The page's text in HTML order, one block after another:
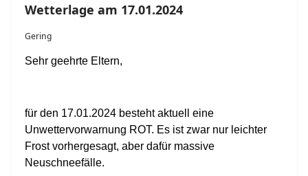
Wetterlage am 17.01.2024
Gering
Sehr geehrte Eltern,
für den 17.01.2024 besteht aktuell eine
Unwettervorwarnung ROT. Es ist zwar nur leichter
Frost vorhergesagt, aber dafür massive
Neuschneefälle.